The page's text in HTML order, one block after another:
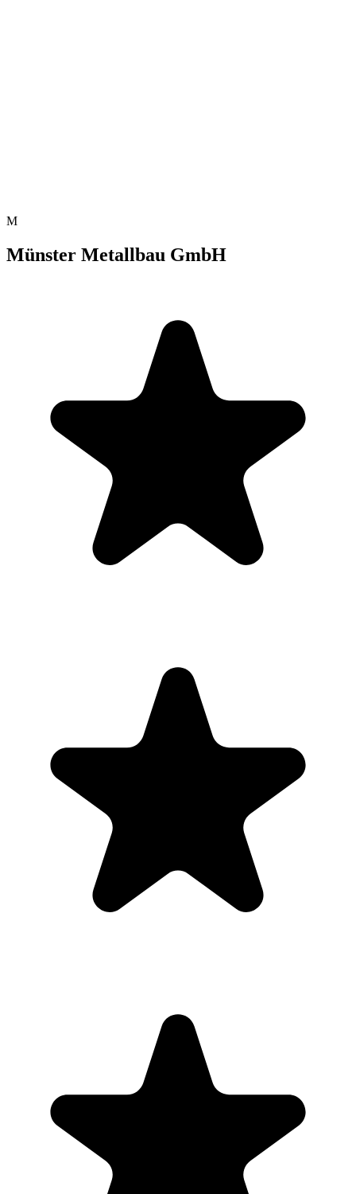
M
Münster Metallbau GmbH